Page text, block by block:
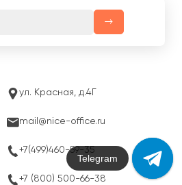
ул. Красная, д.4Г
mail@nice-office.ru
+7(499)460-59-35
+7 (800) 500-66-38
Max